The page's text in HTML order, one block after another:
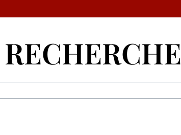
RECHERCHE